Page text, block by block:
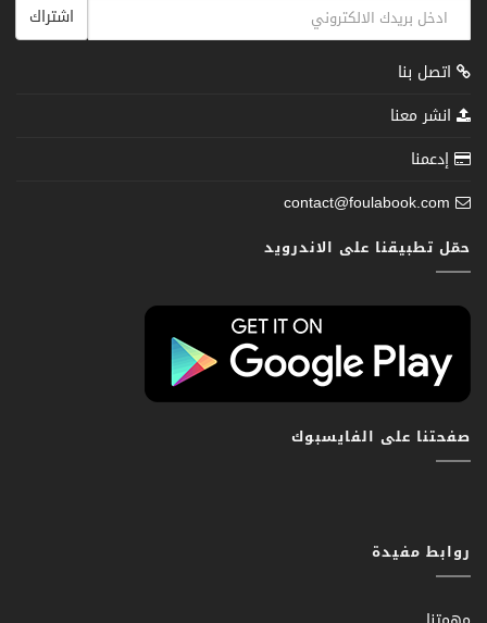
اشتراك
اتصل بنا
انشر معنا
إدعمنا
contact@foulabook.com
حمّل تطبيقنا على الاندرويد
صفحتنا على الفايسبوك
روابط مفيدة